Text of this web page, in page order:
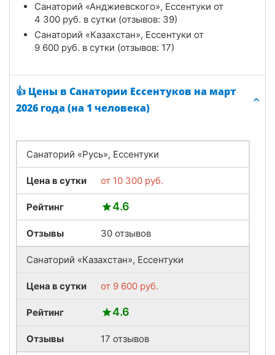
Санаторий «Анджиевского», Ессентуки от
4 300 руб. в сутки (отзывов: 39)
Санаторий «Казахстан», Ессентуки от
9 600 руб. в сутки (отзывов: 17)
👍 Цены в Санатории Ессентуков на март
2026 года (на 1 человека)
Санаторий «Русь», Ессентуки
Цена в сутки от 10 300 руб.
Рейтинг 4.6
Отзывы 30 отзывов
Санаторий «Казахстан», Ессентуки
Цена в сутки от 9 600 руб.
Рейтинг 4.6
Отзывы 17 отзывов